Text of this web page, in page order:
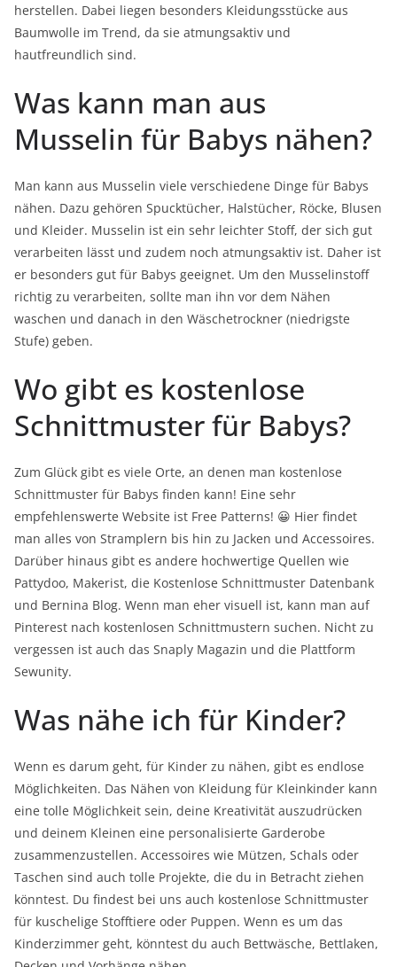
herstellen. Dabei liegen besonders Kleidungsstücke aus
Baumwolle im Trend, da sie atmungsaktiv und
hautfreundlich sind.
Was kann man aus
Musselin für Babys nähen?
Man kann aus Musselin viele verschiedene Dinge für Babys
nähen. Dazu gehören Spucktücher, Halstücher, Röcke, Blusen
und Kleider. Musselin ist ein sehr leichter Stoff, der sich gut
verarbeiten lässt und zudem noch atmungsaktiv ist. Daher ist
er besonders gut für Babys geeignet. Um den Musselinstoff
richtig zu verarbeiten, sollte man ihn vor dem Nähen
waschen und danach in den Wäschetrockner (niedrigste
Stufe) geben.
Wo gibt es kostenlose
Schnittmuster für Babys?
Zum Glück gibt es viele Orte, an denen man kostenlose
Schnittmuster für Babys finden kann! Eine sehr
empfehlenswerte Website ist Free Patterns! 😀 Hier findet
man alles von Stramplern bis hin zu Jacken und Accessoires.
Darüber hinaus gibt es andere hochwertige Quellen wie
Pattydoo, Makerist, die Kostenlose Schnittmuster Datenbank
und Bernina Blog. Wenn man eher visuell ist, kann man auf
Pinterest nach kostenlosen Schnittmustern suchen. Nicht zu
vergessen ist auch das Snaply Magazin und die Plattform
Sewunity.
Was nähe ich für Kinder?
Wenn es darum geht, für Kinder zu nähen, gibt es endlose
Möglichkeiten. Das Nähen von Kleidung für Kleinkinder kann
eine tolle Möglichkeit sein, deine Kreativität auszudrücken
und deinem Kleinen eine personalisierte Garderobe
zusammenzustellen. Accessoires wie Mützen, Schals oder
Taschen sind auch tolle Projekte, die du in Betracht ziehen
könntest. Du findest bei uns auch kostenlose Schnittmuster
für kuschelige Stofftiere oder Puppen. Wenn es um das
Kinderzimmer geht, könntest du auch Bettwäsche, Bettlaken,